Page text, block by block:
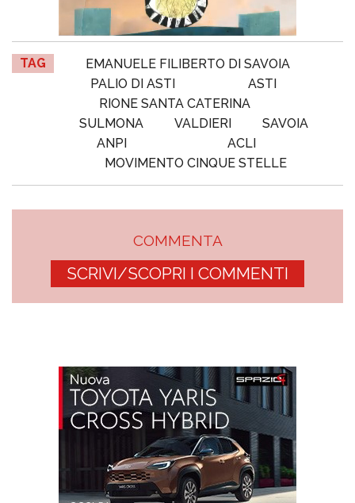
TAG
EMANUELE FILIBERTO DI SAVOIA
PALIO DI ASTI
ASTI
RIONE SANTA CATERINA
SULMONA
VALDIERI
SAVOIA
ANPI
ACLI
MOVIMENTO CINQUE STELLE
COMMENTA
SCRIVI/SCOPRI I COMMENTI